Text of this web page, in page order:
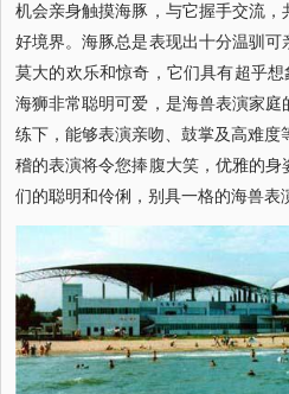
机会亲身触摸海豚，与它握手交流
好境界。海豚总是表现出十分温驯
莫大的欢乐和惊奇，它们具有超乎想
海狮非常聪明可爱，是海兽表演家庭
练下，能够表演亲吻、鼓掌及高难
稽的表演将令您捧腹大笑，优雅的
们的聪明和伶俐，别具一格的海兽表